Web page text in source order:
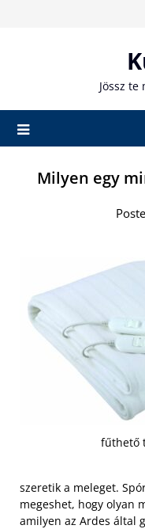
Jössz te
Milyen egy
fűthető
szeretik a meleget.
megeshet, hogy olyan
amilyen az Ardes által